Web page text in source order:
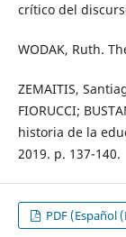
crítico del
WODAK, Ruth.
ZEMAITIS,
FIORUCCI;
historia de la
2019. p. 137-140.
PDF (Español